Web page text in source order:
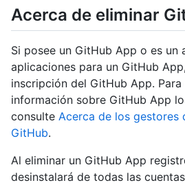
Acerca de eliminar
Si posee un GitHub App o es un
aplicaciones para un GitHub
inscripción del GitHub App.
información sobre GitHub App
consulte Acerca de los gestores
GitHub.
Al eliminar un GitHub App
desinstalará de todas las